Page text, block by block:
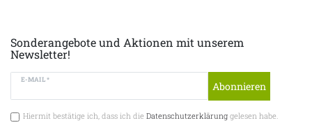
Sonderangebote und Aktionen mit unserem
Newsletter!
E-MAIL *
Abonnieren
Hiermit bestätige ich, dass ich die Datenschutzerklärunggelesen habe.